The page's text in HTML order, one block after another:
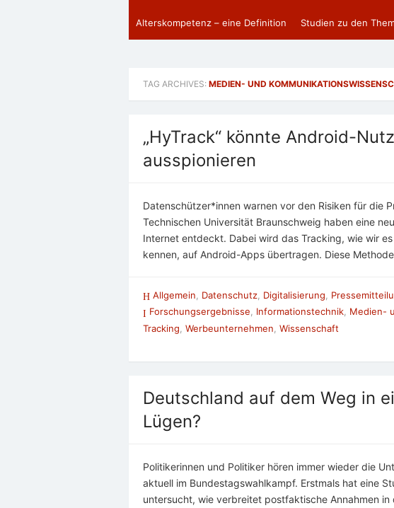
Alterskompetenz – eine Definition Studien zu den
TAG ARCHIVES: MEDIEN- UND
„HyTrack“ könnte Android-
ausspionieren
Datenschützer*innen warnen vor den Risiken für die
Technischen Universität Braunschweig haben eine
Internet entdeckt. Dabei wird das Tracking, wie wir
kennen, auf Android-Apps übertragen. Diese
Allgemein Datenschutz Digitalisierung
Forschungsergebnisse, Informationstechnik, Medien-
Tracking Werbeunternehmen Wissenschaft
Deutschland auf dem Weg in
Lügen?
Politikerinnen und Politiker hören immer wieder die
aktuell im Bundestagswahlkampf. Erstmals hat eine
untersucht, wie verbreitet postfaktische Annahmen